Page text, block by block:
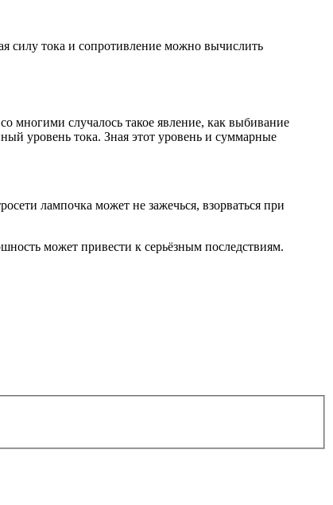
силу тока и сопротивление можно вычислить
многими случалось такое явление, как выбивание
уровень тока. Зная этот уровень и суммарные
лампочка может не зажечься, взорваться при
может привести к серьёзным последствиям.